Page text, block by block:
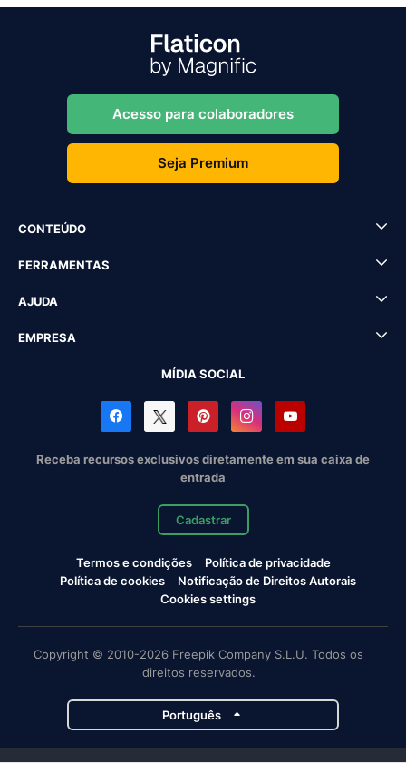
Acesso para colaboradores
Seja Premium
CONTEÚDO
FERRAMENTAS
AJUDA
EMPRESA
MÍDIA SOCIAL
Receba recursos exclusivos diretamente em sua caixa de
entrada
Cadastrar
Termos e condições
Política de privacidade
Política de cookies
Notificação de Direitos Autorais
Cookies settings
Copyright © 2010-2026 Freepik Company S.L.U. Todos os
direitos reservados.
Português